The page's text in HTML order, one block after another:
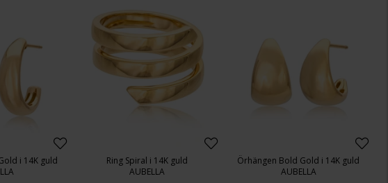
i 14K guld
Ring Spiral i 14K guld
AUBELLA
Örhängen Bold Gold i 14K guld
AUBELLA